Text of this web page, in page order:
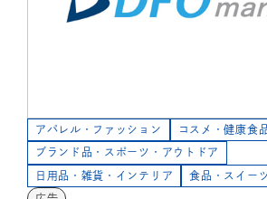
アパレル・ファッション コスメ・健康食
ブランド品・スポーツ・アウトドア
日用品・雑貨・インテリア 食品・スイー